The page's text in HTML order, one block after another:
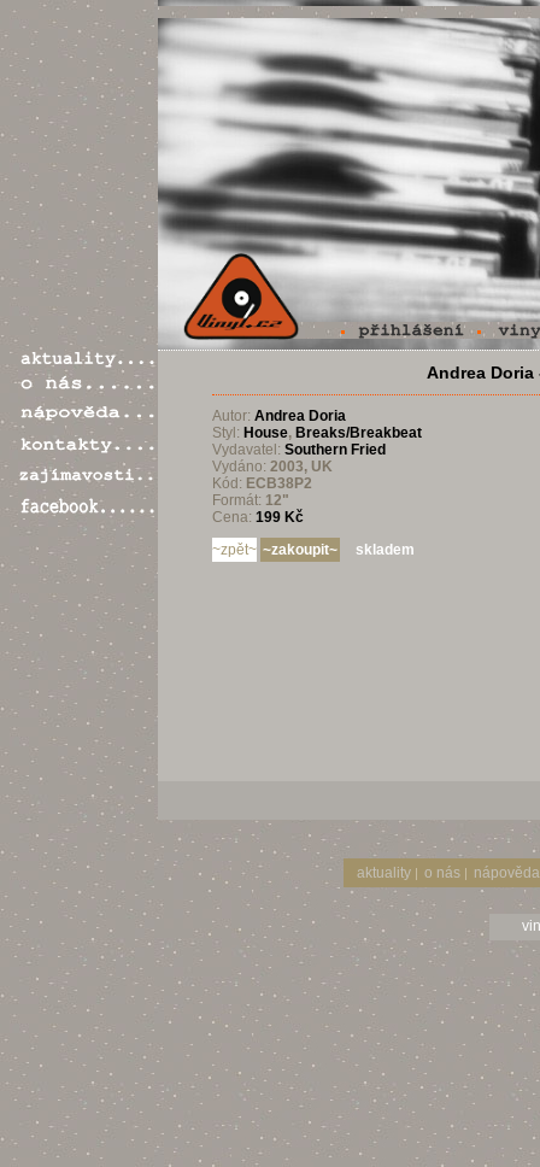
Andrea Doria
Autor: Andrea Doria
Styl: House, Breaks/Breakbeat
Vydavatel: Southern Fried
Vydáno: 2003, UK
Kód: ECB38P2
Formát: 12"
Cena: 199 Kč
skladem
aktuality | o nás | nápověda